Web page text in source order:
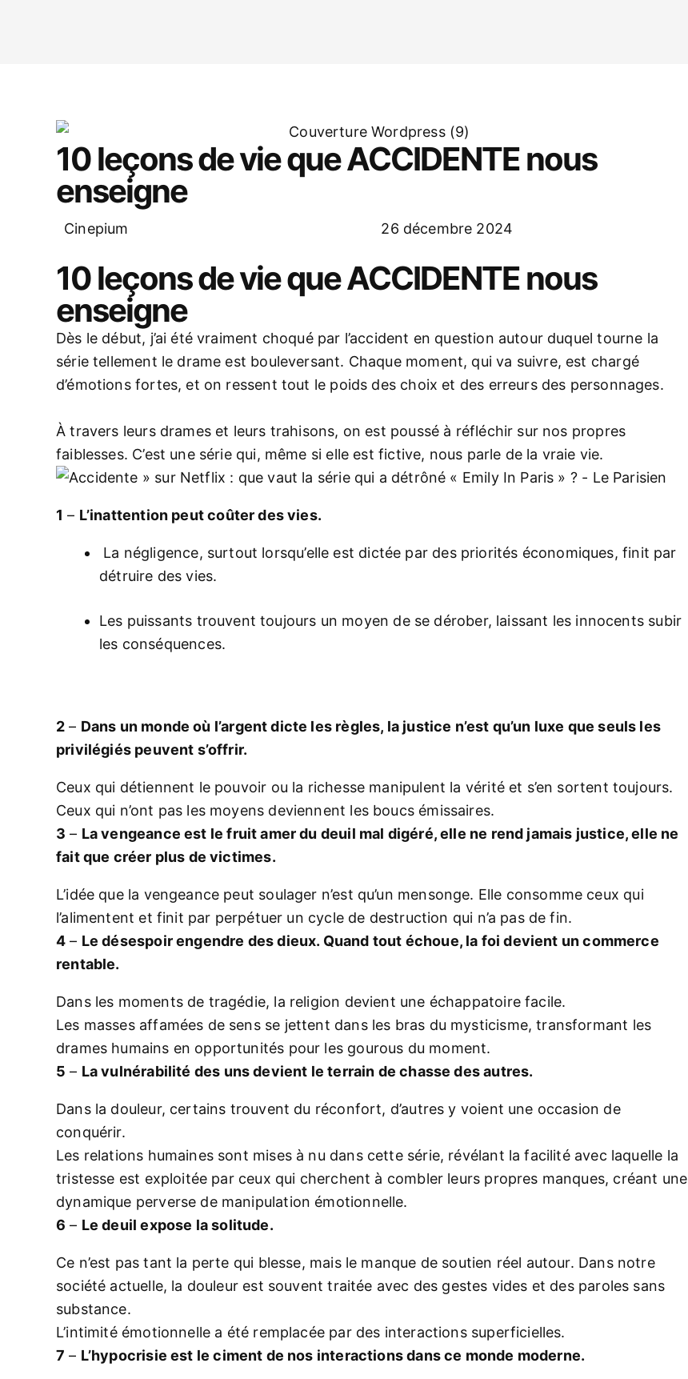
10 leçons de vie que ACCIDENTE nous
enseigne
Cinepium 26 décembre 2024
10 leçons de vie que ACCIDENTE nous
enseigne
Dès le début, j’ai été vraiment choqué par l’accident en question autour duquel tourne la
série tellement le drame est bouleversant. Chaque moment, qui va suivre, est chargé
d’émotions fortes, et on ressent tout le poids des choix et des erreurs des personnages.
À travers leurs drames et leurs trahisons, on est poussé à réfléchir sur nos propres
faiblesses. C’est une série qui, même si elle est fictive, nous parle de la vraie vie.
1 – L’inattention peut coûter des vies.
La négligence, surtout lorsqu’elle est dictée par des priorités économiques, finit par
détruire des vies.
Les puissants trouvent toujours un moyen de se dérober, laissant les innocents subir
les conséquences.
2 – Dans un monde où l’argent dicte les règles, la justice n’est qu’un luxe que seuls les
privilégiés peuvent s’offrir.
Ceux qui détiennent le pouvoir ou la richesse manipulent la vérité et s’en sortent toujours.
Ceux qui n’ont pas les moyens deviennent les boucs émissaires.
3 – La vengeance est le fruit amer du deuil mal digéré, elle ne rend jamais justice, elle ne
fait que créer plus de victimes.
L’idée que la vengeance peut soulager n’est qu’un mensonge. Elle consomme ceux qui
l’alimentent et finit par perpétuer un cycle de destruction qui n’a pas de fin.
4 – Le désespoir engendre des dieux. Quand tout échoue, la foi devient un commerce
rentable.
Dans les moments de tragédie, la religion devient une échappatoire facile.
Les masses affamées de sens se jettent dans les bras du mysticisme, transformant les
drames humains en opportunités pour les gourous du moment.
5 – La vulnérabilité des uns devient le terrain de chasse des autres.
Dans la douleur, certains trouvent du réconfort, d’autres y voient une occasion de
conquérir.
Les relations humaines sont mises à nu dans cette série, révélant la facilité avec laquelle la
tristesse est exploitée par ceux qui cherchent à combler leurs propres manques, créant une
dynamique perverse de manipulation émotionnelle.
6 – Le deuil expose la solitude.
Ce n’est pas tant la perte qui blesse, mais le manque de soutien réel autour. Dans notre
société actuelle, la douleur est souvent traitée avec des gestes vides et des paroles sans
substance.
L’intimité émotionnelle a été remplacée par des interactions superficielles.
7 – L’hypocrisie est le ciment de nos interactions dans ce monde moderne.